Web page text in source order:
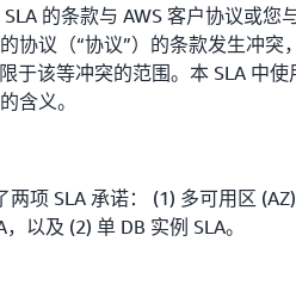
的条款与 AWS 客户协议或您
协议（“协议”）的条款发生冲突
于该等冲突的范围。本 SLA 中使
含义。
两项 SLA 承诺： (1) 多可用区
以及 (2) 单 DB 实例 SLA。